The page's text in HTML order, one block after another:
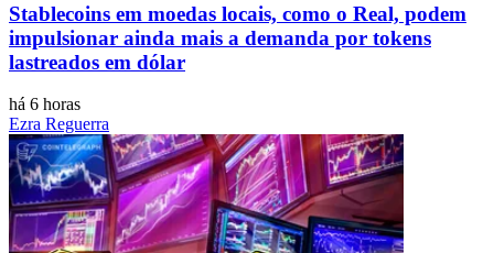
Stablecoins ​​em moedas locais, como o Real, podem
impulsionar ainda mais a demanda por tokens
lastreados em dólar
há 6 horas
Ezra Reguerra